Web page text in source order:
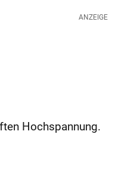
Hochspannung.